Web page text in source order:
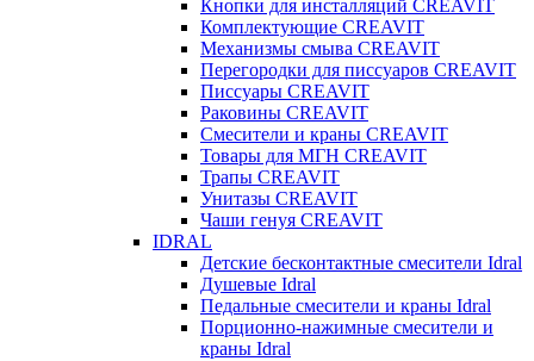
Кнопки для инсталляций CREAVIT
Комплектующие CREAVIT
Механизмы смыва CREAVIT
Перегородки для писсуаров CREAVIT
Писсуары CREAVIT
Раковины CREAVIT
Смесители и краны CREAVIT
Товары для МГН CREAVIT
Трапы CREAVIT
Унитазы CREAVIT
Чаши генуя CREAVIT
IDRAL
Детские бесконтактные смесители Idral
Душевые Idral
Педальные смесители и краны Idral
Порционно-нажимные смесители и
краны Idral